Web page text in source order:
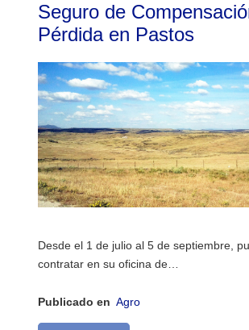
Seguro de
Pérdida en Pastos
Desde el 1 de julio al 5 de septiembre,
contratar en su oficina de…
Publicado en Agro